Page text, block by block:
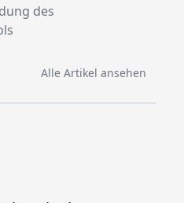
des
Alle Artikel ansehen